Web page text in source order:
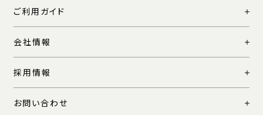
ご利用ガイド
会社情報
採用情報
お問い合わせ